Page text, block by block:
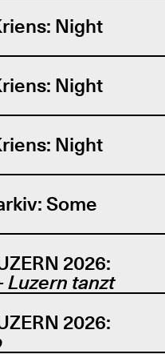
Night
Night
Night
Some
2026:
Luzern tanzt
2026: